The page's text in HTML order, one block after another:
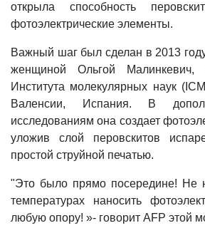
открыла способность
фотоэлектрические элементы.
Важный шаг был сделан в 2013
женщиной Ольгой Малинкевич,
Института молекулярных наук
Валенсии, Испания. В
исследованиям она создает
уложив слой перовскитов
простой струйной печатью.
"Это было прямо посередине! Не
температурах наносить
любую опору! »- говорит AFP этой